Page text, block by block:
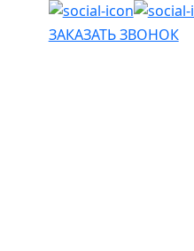
ЗАКАЗАТЬ ЗВОНОК